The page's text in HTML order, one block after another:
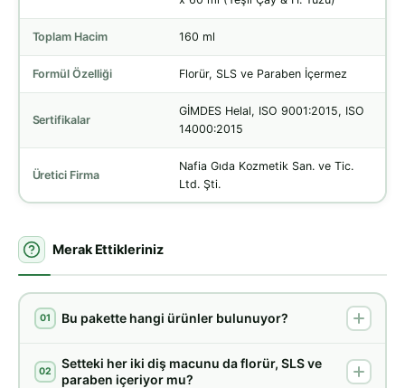
Toplam Hacim 160 ml
Formül Özelliği Florür, SLS ve Paraben İçermez
Sertifikalar
GİMDES Helal, ISO 9001:2015, ISO
14000:2015
Üretici Firma
Nafia Gıda Kozmetik San. ve Tic.
Ltd. Şti.
Merak Ettikleriniz
01 Bu pakette hangi ürünler bulunuyor?
02
Setteki her iki diş macunu da florür, SLS ve
paraben içeriyor mu?